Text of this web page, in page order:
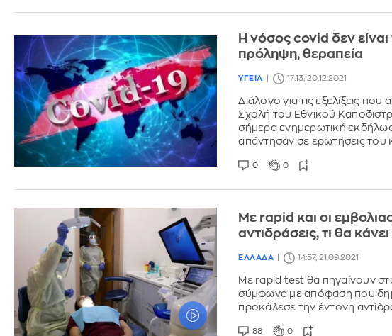
Η νόσος covid δεν
πρόληψη, θεραπεία
ΥΓΕΙΑ 17:13, 20.12.2021
Διάλογο για τις εξελίξεις
Σχολή του Εθνικού
σήμερα ενημερωτική
απάντησαν σε ερωτήσεις του
0 0
Με rapid και οι
αντιδράσεις, τι θα
ΕΛΛΑΔΑ 14:57, 21.09.2021
Με rapid test θα πηγαίνουν
σύμφωνα με απόφαση που
προκάλεσε την έντονη
88 0